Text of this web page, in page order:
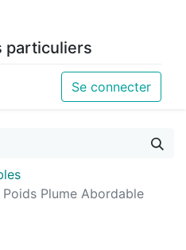
particuliers
Se connecter
Plume Abordable